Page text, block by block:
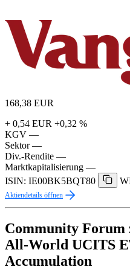
168,38 EUR
+ 0,54 EUR +0,32 %
KGV —
Sektor —
Div.-Rendite —
Marktkapitalisierung —
ISIN: IE00BK5BQT80
Aktiendetails öffnen
Community Forum
All-World UCITS
Accumulation